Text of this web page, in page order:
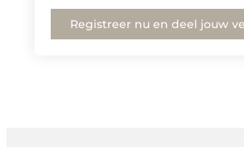
Registreer nu en deel jouw